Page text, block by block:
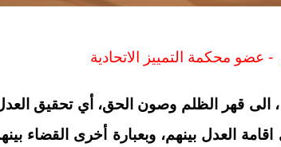
، الى قهر الظلم وصون الحق، أي تحقيق
اقامة العدل بينهم، وبعبارة أخرى القضاء